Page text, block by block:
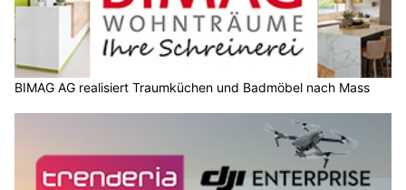
BIMAG AG realisiert Traumküchen und Badmöbel nach Mass